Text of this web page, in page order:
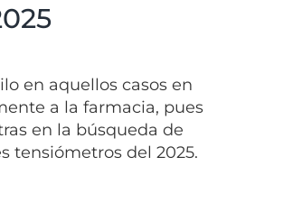
en aquellos casos en
a la farmacia, pues
en la búsqueda de
tensiómetros del 2025.